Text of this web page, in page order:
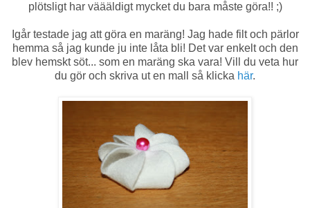
plötsligt har väääldigt mycket du bara måste göra!! ;)
Igår testade jag att göra en maräng! Jag hade filt och pärlor
hemma så jag kunde ju inte låta bli! Det var enkelt och den
blev hemskt söt... som en maräng ska vara! Vill du veta hur
du gör och skriva ut en mall så klicka här.